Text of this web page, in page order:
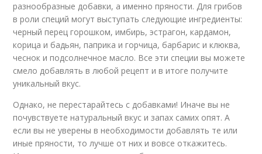
разнообразные добавки, а именно пряности. Для грибов
в роли специй могут выступать следующие ингредиенты:
черный перец горошком, имбирь, эстрагон, кардамон,
корица и бадьян, паприка и горчица, барбарис и клюква,
чеснок и подсолнечное масло. Все эти специи вы можете
смело добавлять в любой рецепт и в итоге получите
уникальный вкус.
Однако, не перестарайтесь с добавками! Иначе вы не
почувствуете натуральный вкус и запах самих опят. А
если вы не уверены в необходимости добавлять те или
иные пряности, то лучше от них и вовсе откажитесь.